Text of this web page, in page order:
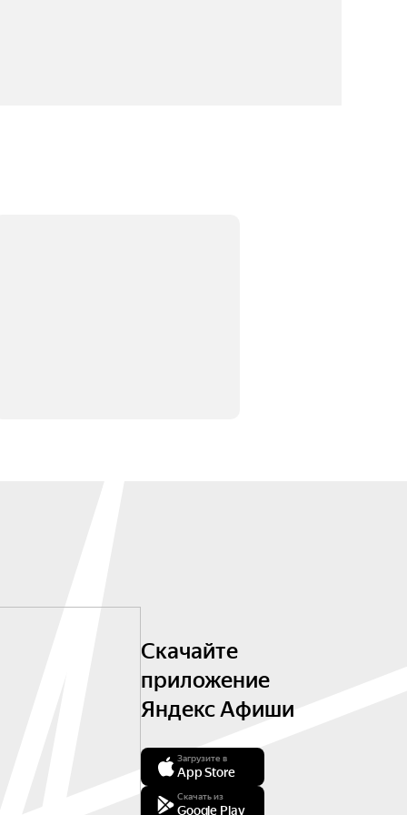
Скачайте
приложение
Яндекс Афиши
Загрузите в
App Store
Скачать из
Google Play